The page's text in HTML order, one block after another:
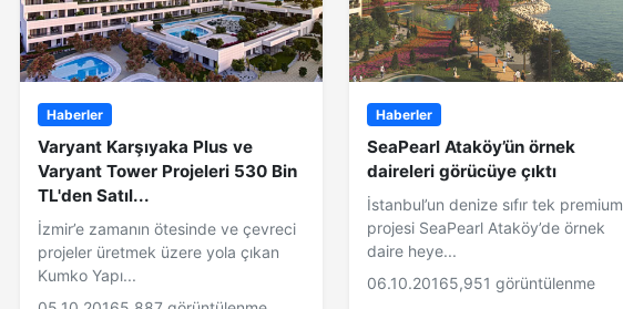
Haberler
Varyant Karşıyaka Plus ve
Varyant Tower Projeleri 530 Bin
TL'den Satıl...
İzmir’e zamanın ötesinde ve çevreci
projeler üretmek üzere yola çıkan
Kumko Yapı...
Haberler
SeaPearl Ataköy’ün örnek
daireleri görücüye çıktı
İstanbul’un denize sıfır tek premium
projesi SeaPearl Ataköy’de örnek
daire heye...
06.10.20165,951 görüntülenme